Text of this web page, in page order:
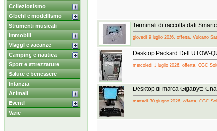
Collezionismo
Giochi e modellismo
Strumenti musicali
Immobili
Viaggi e vacanze
Camping e nautica
Sport e attrezzature
Salute e benessere
Infanzia
Animali
Eventi
Varie
Terminali di raccolta dati
giovedì 9 luglio 2026, offerta, Vulcano
Desktop Packard Dell UTOW-
mercoledì 1 luglio 2026, offerta, CGC
Desktop di marca Gigabyte
martedì 30 giugno 2026, offerta, CGC